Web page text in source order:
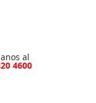
al
4600